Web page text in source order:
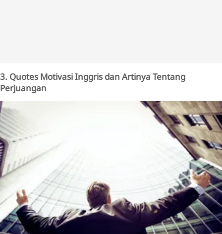
3. Quotes Motivasi Inggris dan Artinya Tentang
Perjuangan